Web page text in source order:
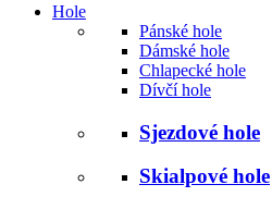
Hole
Pánské hole
Dámské hole
Chlapecké hole
Dívčí hole
Sjezdové hole
Skialpové hole